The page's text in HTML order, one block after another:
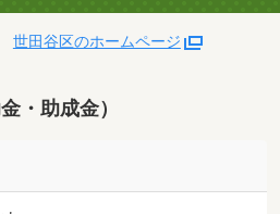
世田谷区のホームページ
・助成金）